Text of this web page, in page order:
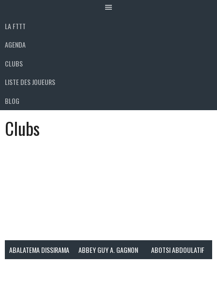
LA FTTT
AGENDA
CLUBS
LISTE DES JOUEURS
BLOG
Clubs
ABALATEMA DISSIRAMA ABBEY GUY A. GAGNON ABOTSI ABDOULATIF